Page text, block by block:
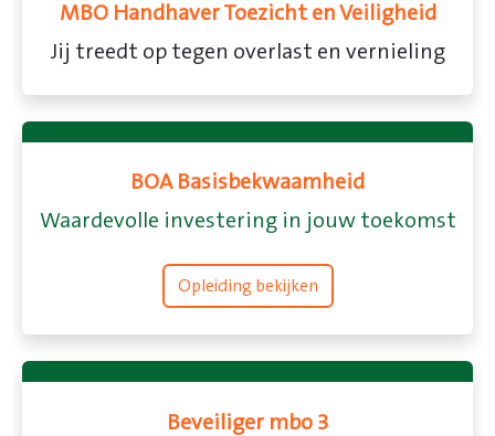
Toezicht en Veiligheid
op tegen overlast en vernieling
BOA Basisbekwaamheid
investering in jouw toekomst
Opleiding bekijken
Beveiliger mbo 3
Elke